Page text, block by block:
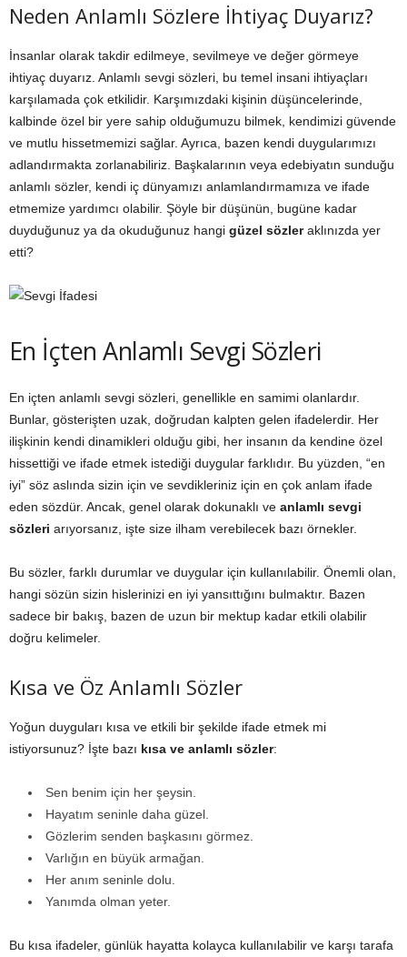
Neden Anlamlı Sözlere İhtiyaç Duyarız?
İnsanlar olarak takdir edilmeye, sevilmeye ve değer görmeye
ihtiyaç duyarız. Anlamlı sevgi sözleri, bu temel insani ihtiyaçları
karşılamada çok etkilidir. Karşımızdaki kişinin düşüncelerinde,
kalbinde özel bir yere sahip olduğumuzu bilmek, kendimizi güvende
ve mutlu hissetmemizi sağlar. Ayrıca, bazen kendi duygularımızı
adlandırmakta zorlanabiliriz. Başkalarının veya edebiyatın sunduğu
anlamlı sözler, kendi iç dünyamızı anlamlandırmamıza ve ifade
etmemize yardımcı olabilir. Şöyle bir düşünün, bugüne kadar
duyduğunuz ya da okuduğunuz hangi güzel sözleraklınızda yer
etti?
En İçten Anlamlı Sevgi Sözleri
En içten anlamlı sevgi sözleri, genellikle en samimi olanlardır.
Bunlar, gösterişten uzak, doğrudan kalpten gelen ifadelerdir. Her
ilişkinin kendi dinamikleri olduğu gibi, her insanın da kendine özel
hissettiği ve ifade etmek istediği duygular farklıdır. Bu yüzden, “en
iyi” söz aslında sizin için ve sevdikleriniz için en çok anlam ifade
eden sözdür. Ancak, genel olarak dokunaklı ve anlamlı sevgi
sözleri arıyorsanız, işte size ilham verebilecek bazı örnekler.
Bu sözler, farklı durumlar ve duygular için kullanılabilir. Önemli olan,
hangi sözün sizin hislerinizi en iyi yansıttığını bulmaktır. Bazen
sadece bir bakış, bazen de uzun bir mektup kadar etkili olabilir
doğru kelimeler.
Kısa ve Öz Anlamlı Sözler
Yoğun duyguları kısa ve etkili bir şekilde ifade etmek mi
istiyorsunuz? İşte bazı kısa ve anlamlı sözler:
Sen benim için her şeysin.
Hayatım seninle daha güzel.
Gözlerim senden başkasını görmez.
Varlığın en büyük armağan.
Her anım seninle dolu.
Yanımda olman yeter.
Bu kısa ifadeler, günlük hayatta kolayca kullanılabilir ve karşı tarafa